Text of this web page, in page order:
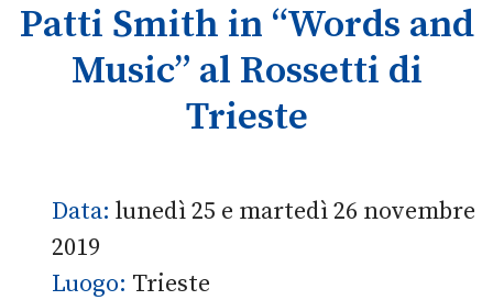
Patti Smith in “Words and
Music” al Rossetti di
Trieste
Data: lunedì 25 e martedì 26 novembre
2019
Luogo: Trieste